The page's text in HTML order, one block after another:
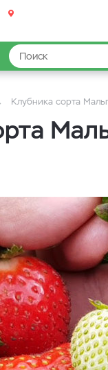
Клубника сорта